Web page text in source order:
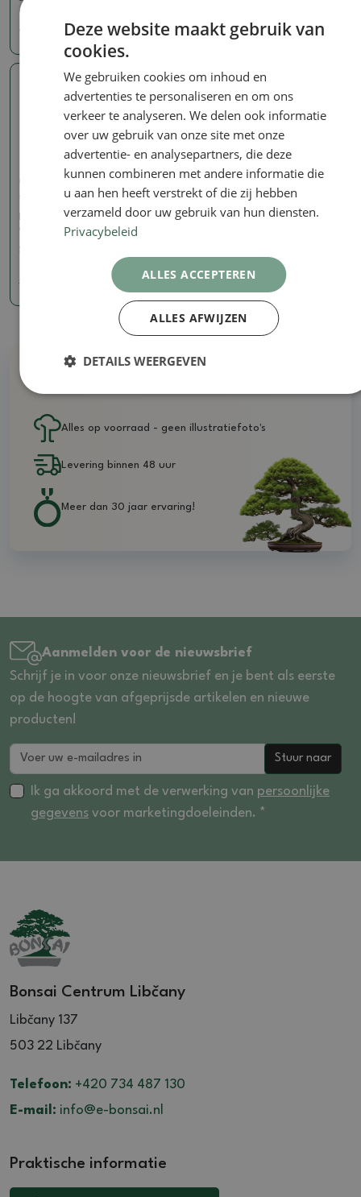
40.51 € 36.79 €
Bonsaischaal 21 x 14 x 5
cm, blauwgroen
11.99
Alles op voorraad - geen illustratiefoto's
Levering binnen 48 uur
Meer dan 30 jaar ervaring!
Aanmelden voor de nieuwsbrief
Schrijf je in voor onze nieuwsbrief en je bent als eerste
op de hoogte van afgeprijsde artikelen en nieuwe
producten!
Stuur naar
Ik ga akkoord met de verwerking van persoonlijke
gegevens voor marketingdoeleinden. *
Bonsai Centrum Libčany
Libčany 137
503 22 Libčany
Telefoon: +420 734 487 130
E-mail: info@e-bonsai.nl
Praktische informatie
Deze website maakt gebruik van
cookies.
We gebruiken cookies om inhoud en
advertenties te personaliseren en om ons
verkeer te analyseren. We delen ook informatie
over uw gebruik van onze site met onze
advertentie- en analysepartners, die deze
kunnen combineren met andere informatie die
u aan hen heeft verstrekt of die zij hebben
verzameld door uw gebruik van hun diensten.
Privacybeleid
ALLES ACCEPTEREN
ALLES AFWIJZEN
DETAILS WEERGEVEN